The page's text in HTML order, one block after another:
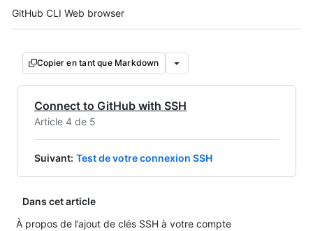
Tool navigation
GitHub CLI Web browser
Copier en tant que Markdown
Connect to GitHub with SSH
Article 4 de 5
Suivant: Test de votre connexion SSH
Dans cet article
À propos de l’ajout de clés SSH à votre compte